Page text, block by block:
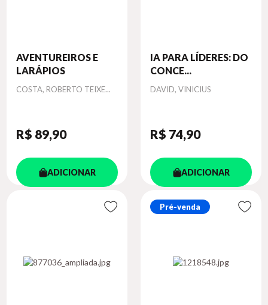
AVENTUREIROS E
LARÁPIOS
Autor
COSTA, ROBERTO TEIXE...
R$ 89,90
ADICIONAR
IA PARA LÍDERES: DO
CONCE...
Autor
DAVID, VINICIUS
R$ 74,90
ADICIONAR
Pré-venda